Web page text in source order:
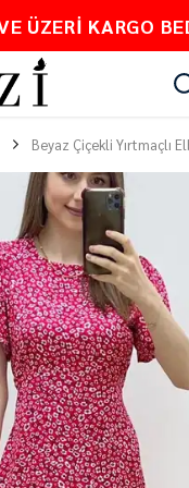
PEŞİN
Beyaz Çiçekli Yırtmaçlı